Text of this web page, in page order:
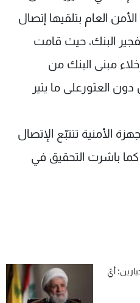
العام بتلقيها إتصال
البنك، حيث قامت
مبنى البنك من
العثورعلى ما يثير
الأمنية تتتبّع الإتصال
كما باشرت التحقيق في
أيّ